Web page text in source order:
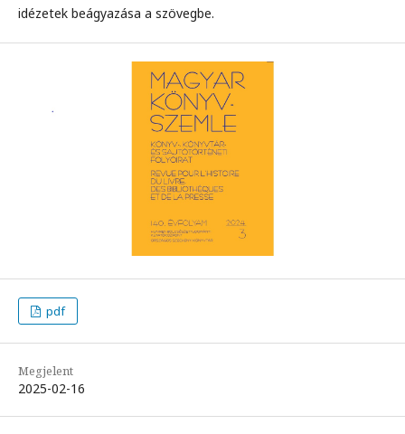
idézetek beágyazása a szövegbe.
pdf
Megjelent
2025-02-16